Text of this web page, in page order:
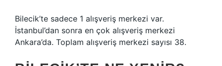
Bilecik’te sadece 1 alışveriş merkezi var.
İstanbul’dan sonra en çok alışveriş merkezi
Ankara’da. Toplam alışveriş merkezi sayısı 38.